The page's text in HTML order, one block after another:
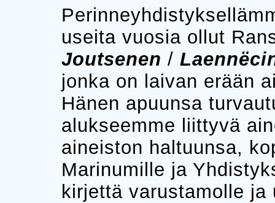
useita vuosia ollut
Joutsenen /
jonka on laivan erään
Hänen apuunsa
alukseemme liittyvä
aineiston haltuunsa,
Marinumille ja
kirjettä varustamolle ja